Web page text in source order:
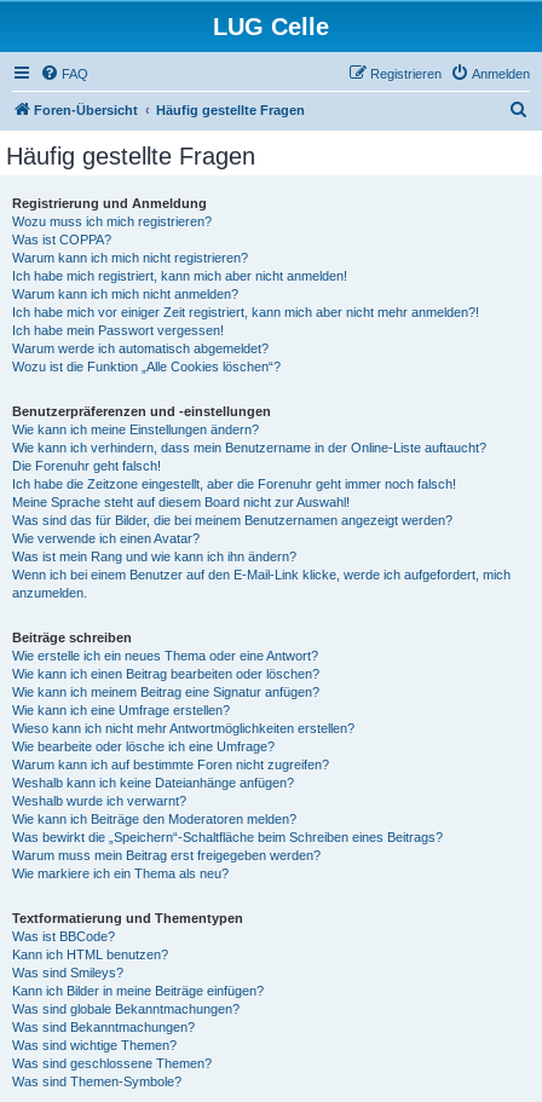
LUG Celle
FAQ Anmelden
Registrieren
Foren-Übersicht Häufig gestellte Fragen
Häufig gestellte Fragen
Registrierung und Anmeldung
Wozu muss ich mich registrieren?
Was ist COPPA?
Warum kann ich mich nicht registrieren?
Ich habe mich registriert, kann mich aber nicht anmelden!
Warum kann ich mich nicht anmelden?
Ich habe mich vor einiger Zeit registriert, kann mich aber nicht mehr anmelden?!
Ich habe mein Passwort vergessen!
Warum werde ich automatisch abgemeldet?
Wozu ist die Funktion „Alle Cookies löschen“?
Benutzerpräferenzen und -einstellungen
Wie kann ich meine Einstellungen ändern?
Wie kann ich verhindern, dass mein Benutzername in der Online-Liste auftaucht?
Die Forenuhr geht falsch!
Ich habe die Zeitzone eingestellt, aber die Forenuhr geht immer noch falsch!
Meine Sprache steht auf diesem Board nicht zur Auswahl!
Was sind das für Bilder, die bei meinem Benutzernamen angezeigt werden?
Wie verwende ich einen Avatar?
Was ist mein Rang und wie kann ich ihn ändern?
Wenn ich bei einem Benutzer auf den E-Mail-Link klicke, werde ich aufgefordert, mich
anzumelden.
Beiträge schreiben
Wie erstelle ich ein neues Thema oder eine Antwort?
Wie kann ich einen Beitrag bearbeiten oder löschen?
Wie kann ich meinem Beitrag eine Signatur anfügen?
Wie kann ich eine Umfrage erstellen?
Wieso kann ich nicht mehr Antwortmöglichkeiten erstellen?
Wie bearbeite oder lösche ich eine Umfrage?
Warum kann ich auf bestimmte Foren nicht zugreifen?
Weshalb kann ich keine Dateianhänge anfügen?
Weshalb wurde ich verwarnt?
Wie kann ich Beiträge den Moderatoren melden?
Was bewirkt die „Speichern“-Schaltfläche beim Schreiben eines Beitrags?
Warum muss mein Beitrag erst freigegeben werden?
Wie markiere ich ein Thema als neu?
Textformatierung und Thementypen
Was ist BBCode?
Kann ich HTML benutzen?
Was sind Smileys?
Kann ich Bilder in meine Beiträge einfügen?
Was sind globale Bekanntmachungen?
Was sind Bekanntmachungen?
Was sind wichtige Themen?
Was sind geschlossene Themen?
Was sind Themen-Symbole?